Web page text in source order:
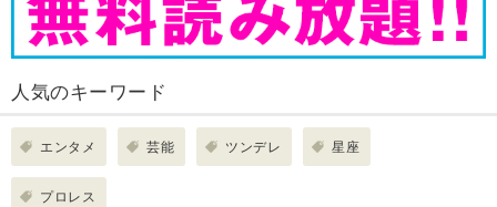
人気のキーワード
エンタメ 芸能 ツンデレ 星座
プロレス